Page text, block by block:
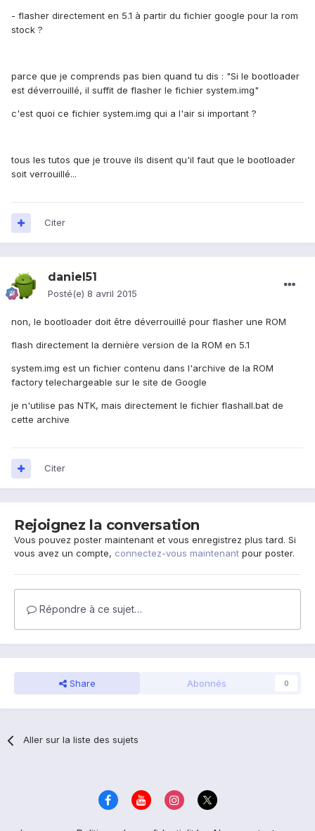
- flasher directement en 5.1 à partir du fichier google pour la rom
stock ?
parce que je comprends pas bien quand tu dis : "Si le bootloader
est déverrouillé, il suffit de flasher le fichier system.img"
c'est quoi ce fichier system.img qui a l'air si important ?
tous les tutos que je trouve ils disent qu'il faut que le bootloader
soit verrouillé...
Citer
daniel51
Posté(e) 8 avril 2015
non, le bootloader doit être déverrouillé pour flasher une ROM
flash directement la dernière version de la ROM en 5.1
system.img est un fichier contenu dans l'archive de la ROM
factory telechargeable sur le site de Google
je n'utilise pas NTK, mais directement le fichier flashall.bat de
cette archive
Citer
Rejoignez la conversation
Vous pouvez poster maintenant et vous enregistrez plus tard. Si
vous avez un compte, connectez-vous maintenant pour poster.
Répondre à ce sujet…
Share Abonnés 0
Aller sur la liste des sujets